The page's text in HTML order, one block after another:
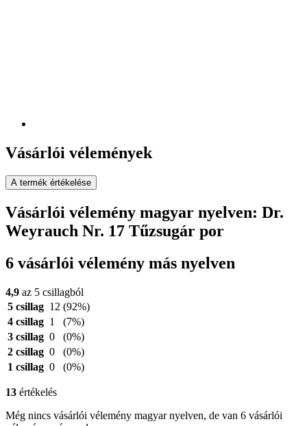
Vásárlói vélemények
A termék értékelése
Vásárlói vélemény magyar nyelven: Dr.
Weyrauch Nr. 17 Tűzsugár por
6 vásárlói vélemény más nyelven
4,9 az 5 csillagból
5 csillag 12 (92%)
4 csillag 1
(7%)
3 csillag 0
(0%)
2 csillag 0
(0%)
1 csillag 0 (0%)
13 értékelés
Még nincs vásárlói vélemény magyar nyelven, de van 6 vásárlói